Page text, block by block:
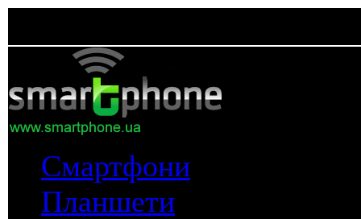
Смартфони
Планшети